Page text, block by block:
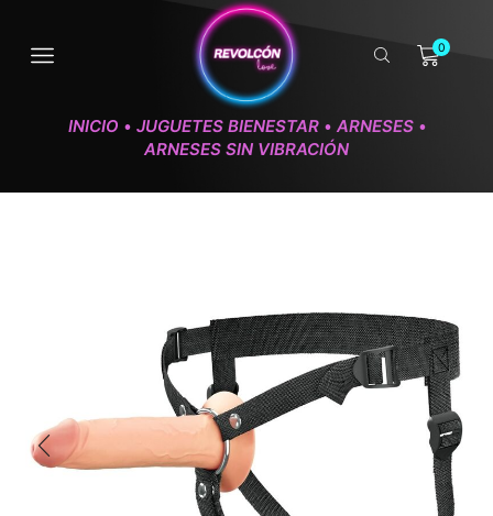
0
INICIO • JUGUETES BIENESTAR • ARNESES •
ARNESES SIN VIBRACIÓN